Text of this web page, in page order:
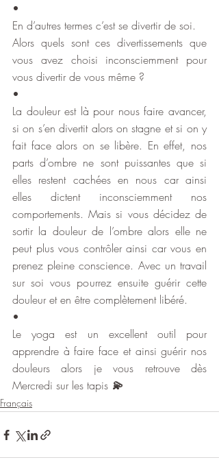
•
En d’autres termes c’est se divertir de soi.
Alors quels sont ces divertissements que
vous avez choisi inconsciemment pour
vous divertir de vous même ?
•
La douleur est là pour nous faire avancer,
si on s’en divertit alors on stagne et si on y
fait face alors on se libère. En effet, nos
parts d’ombre ne sont puissantes que si
elles restent cachées en nous car ainsi
elles dictent inconsciemment nos
comportements. Mais si vous décidez de
sortir la douleur de l’ombre alors elle ne
peut plus vous contrôler ainsi car vous en
prenez pleine conscience. Avec un travail
sur soi vous pourrez ensuite guérir cette
douleur et en être complètement libéré.
•
Le yoga est un excellent outil pour
apprendre à faire face et ainsi guérir nos
douleurs alors je vous retrouve dès
Mercredi sur les tapis 💫
Français